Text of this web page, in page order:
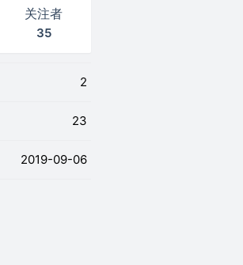
关注者
35
2
23
2019-09-06